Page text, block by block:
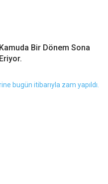
Kamuda Bir Dönem Sona
Eriyor.